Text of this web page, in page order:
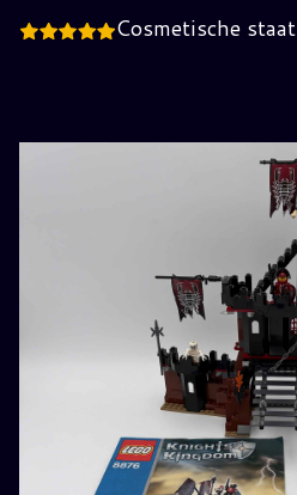
Cosmetische staat